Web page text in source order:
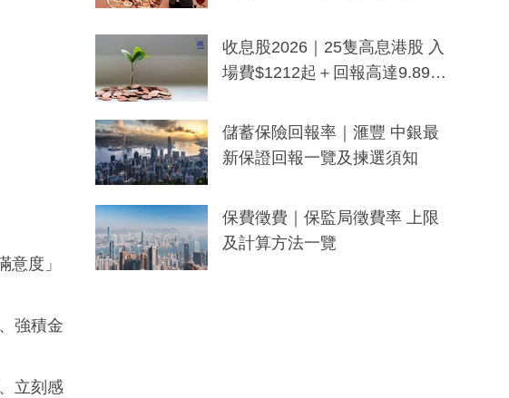
度」
強積金
立刻感
y及香港限定特調系列
收息股2026｜25隻高息港股 入
場費$1212起＋回報高達9.89
儲蓄保險回報率｜滙豐 中銀最
新保證回報一覽及揀選須知
保費徵費｜保監局徵費率 上限
及計算方法一覽